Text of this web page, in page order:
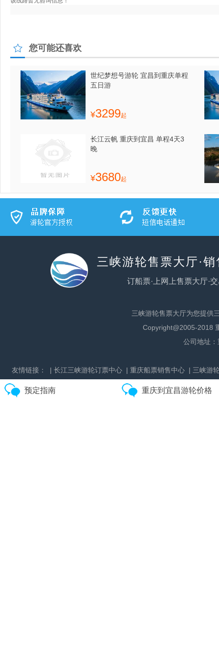
您可能还喜欢
世纪梦想号游轮 宜昌到重庆单程
五日游
¥3299起
长江云帆 重庆到宜昌 单程4天3
晚
¥3680起
三峡游轮售票大厅·
订船票·上网上售票大厅·
三峡游轮售票大厅为您提供
Copyright@2005-2018
公司地址
友情链接： | 长江三峡游轮订票中心 | 重庆船票销售中心 | 三峡游
预定指南 重庆到宜昌游轮价格